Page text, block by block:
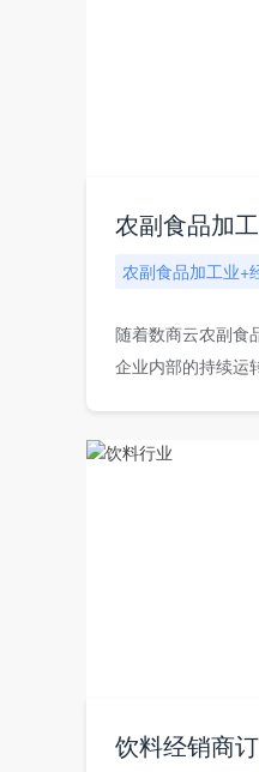
农副食品加
农副食品加工业+
随着数商云农副食
企业内部的持续运
饮料经销商